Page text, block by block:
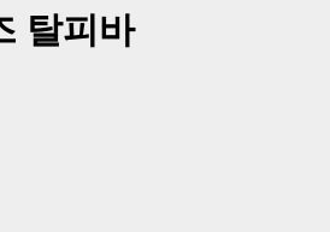
탈피바